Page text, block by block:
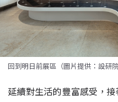
回到明日前展區（圖片提供：設研院
延續對生活的豐富感受，